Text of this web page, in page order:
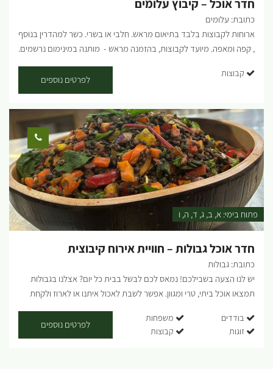
חדר אוכל – קיבוץ עלומים
כתובת: עלומים
ארוחות לקבוצות בלבד בתיאום מראש. חלבי או בשרי. כשר למהדרין בנוסף
, קפה ומאפה. מיועד לקבוצות, בהזמנה מראש - מותנה במינימום נרשמים.
קבוצות
לפרטים נוספים
פתוח בימי: א ב ג ד ה ו
חדר אוכל גבולות – חוויית אירוח קיבוצית
כתובת: גבולות
יש לנו הצעה בשבילכם! נמאס לכם לבשל בבית כל יום? אצלנו בגבולות
תמצאו אוכל ביתי, טרי ומגוון. אפשר לשבת לאכול איתנו או לארוז ולקחת
בתיאום מראש....
בודדים
משפחות
זוגות
קבוצות
לפרטים נוספים